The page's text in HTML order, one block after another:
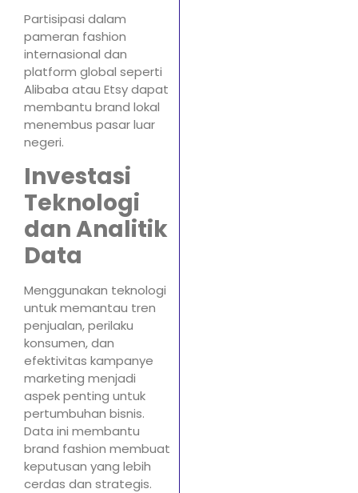
Partisipasi dalam
pameran fashion
internasional dan
platform global seperti
Alibaba atau Etsy dapat
membantu brand lokal
menembus pasar luar
negeri.
Investasi
Teknologi
dan Analitik
Data
Menggunakan teknologi
untuk memantau tren
penjualan, perilaku
konsumen, dan
efektivitas kampanye
marketing menjadi
aspek penting untuk
pertumbuhan bisnis.
Data ini membantu
brand fashion membuat
keputusan yang lebih
cerdas dan strategis.